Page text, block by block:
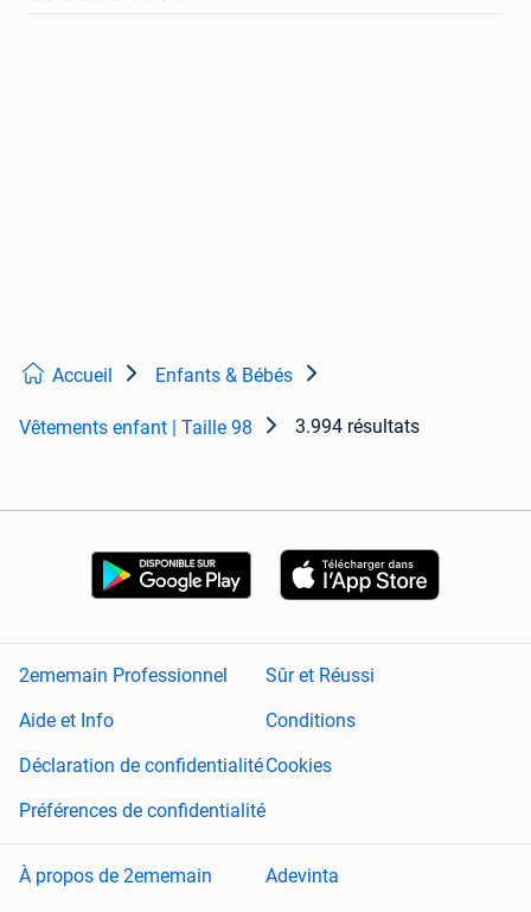
Accueil Enfants & Bébés
Vêtements enfant | Taille 98 3.994 résultats
2ememain Professionnel
Sûr et Réussi
Aide et Info
Conditions
Déclaration de confidentialitéCookies
Préférences de confidentialité
À propos de 2ememain
Adevinta